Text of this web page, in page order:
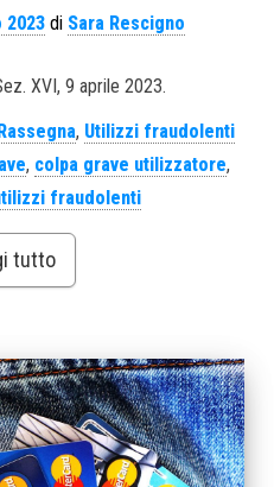
2023 di Sara Rescigno
XVI, 9 aprile 2023.
Rassegna, Utilizzi fraudolenti
, colpa grave utilizzatore,
fraudolenti
tutto